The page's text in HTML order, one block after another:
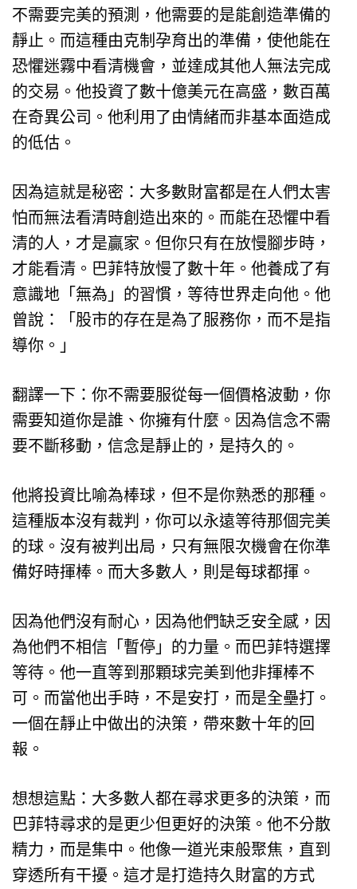
不需要完美的預測，他需要的是能創造準備的
靜止。而這種由克制孕育出的準備，使他能在
恐懼迷霧中看清機會，並達成其他人無法完成
的交易。他投資了數十億美元在高盛，數百萬
在奇異公司。他利用了由情緒而非基本面造成
的低估。
因為這就是秘密：大多數財富都是在人們太害
怕而無法看清時創造出來的。而能在恐懼中看
清的人，才是贏家。但你只有在放慢腳步時，
才能看清。巴菲特放慢了數十年。他養成了有
意識地「無為」的習慣，等待世界走向他。他
曾說：「股市的存在是為了服務你，而不是指
導你。」
翻譯一下：你不需要服從每一個價格波動，你
需要知道你是誰、你擁有什麼。因為信念不需
要不斷移動，信念是靜止的，是持久的。
他將投資比喻為棒球，但不是你熟悉的那種。
這種版本沒有裁判，你可以永遠等待那個完美
的球。沒有被判出局，只有無限次機會在你準
備好時揮棒。而大多數人，則是每球都揮。
因為他們沒有耐心，因為他們缺乏安全感，因
為他們不相信「暫停」的力量。而巴菲特選擇
等待。他一直等到那顆球完美到他非揮棒不
可。而當他出手時，不是安打，而是全壘打。
一個在靜止中做出的決策，帶來數十年的回
報。
想想這點：大多數人都在尋求更多的決策，而
巴菲特尋求的是更少但更好的決策。他不分散
精力，而是集中。他像一道光束般聚焦，直到
穿透所有干擾。這才是打造持久財富的方式